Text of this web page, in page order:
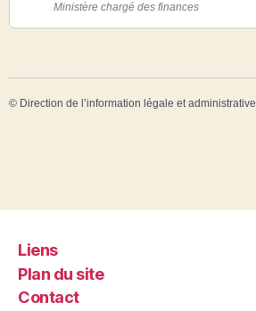
Ministère chargé des finances
© Direction de l’information légale et administrative
Liens
Plan du site
Contact